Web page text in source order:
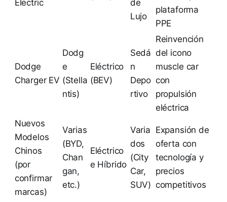
Electric
de
Lujo
plataforma
PPE
Dodge
Charger EV
Dodg
e
(Stella
ntis)
Eléctrico
(BEV)
Sedá
n
Depo
rtivo
Reinvención
del icono
muscle car
con
propulsión
eléctrica
Nuevos
Modelos
Chinos
(por
confirmar
marcas)
Varias
(BYD,
Chan
gan,
etc.)
Eléctrico
e Híbrido
Varia
dos
(City
Car,
SUV)
Expansión de
oferta con
tecnología y
precios
competitivos